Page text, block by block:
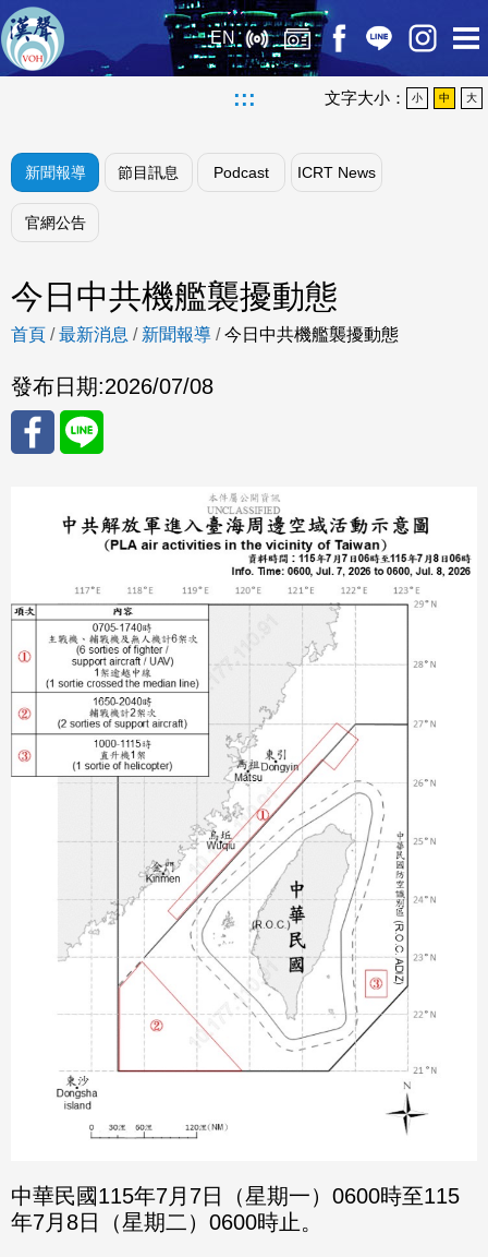
EN
::: 文字大小： 小 中 大
新聞報導 節目訊息 Podcast ICRT News
官網公告
今日中共機艦襲擾動態
首頁 /最新消息 / 新聞報導 /今日中共機艦襲擾動態
發布日期:2026/07/08
eBo
ok
至
中華民國115年7月7日（星期一）0600時至115
年7月8日（星期二）0600時止。